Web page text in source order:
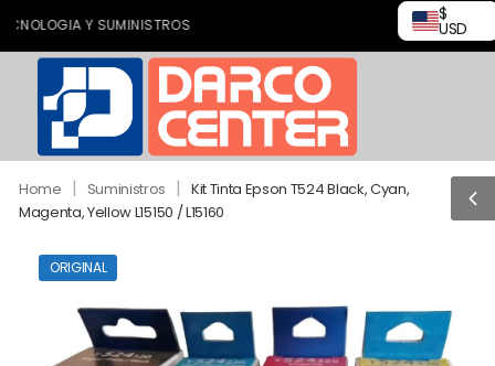
Y SUMINISTROS
$
USD
Home | Suministros | Kit Tinta Epson T524 Black, Cyan,
Magenta, Yellow L15150 / L15160
ORIGINAL